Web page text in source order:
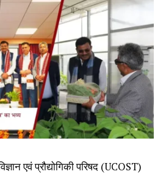
एवं प्रौद्योगिकी परिषद (UCOST)